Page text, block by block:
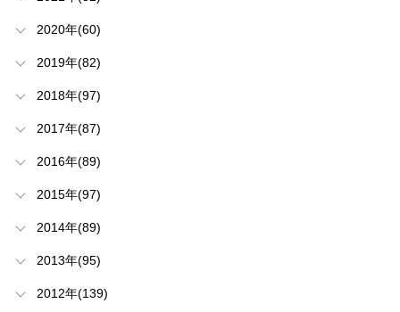
2020年(60)
2019年(82)
2018年(97)
2017年(87)
2016年(89)
2015年(97)
2014年(89)
2013年(95)
2012年(139)